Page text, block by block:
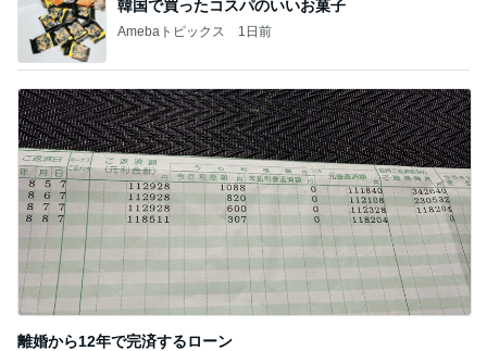
韓国で買ったコスパのいいお菓子
Amebaトピックス 1日前
離婚から12年で完済するローン